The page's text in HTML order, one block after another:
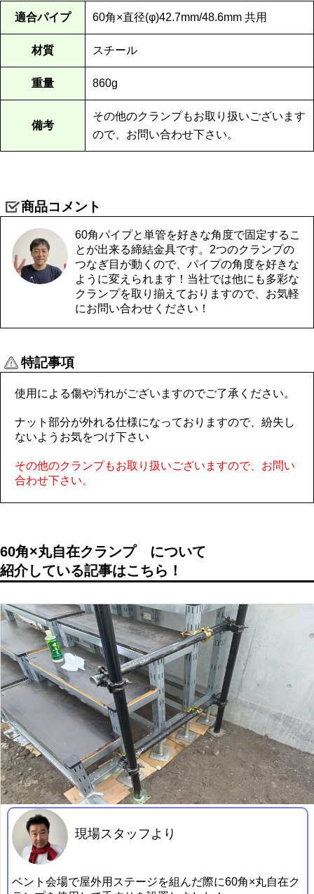
適合パイプ 60角×直径(φ)42.7mm/48.6mm 共用
材質 スチール
重量 860g
備考
その他のクランプもお取り扱いございます
ので、お問い合わせ下さい。
商品コメント
60角パイプと単管を好きな角度で固定するこ
とが出来る締結金具です。2つのクランプの
つなぎ目が動くので、パイプの角度を好きな
ように変えられます！当社では他にも多彩な
クランプを取り揃えておりますので、お気軽
にお問い合わせください！
特記事項
使用による傷や汚れがございますのでご了承ください。
ナット部分が外れる仕様になっておりますので、紛失し
ないようお気をつけ下さい
その他のクランプもお取り扱いございますので、お問い
合わせ下さい。
60角×丸自在クランプについて
紹介している記事はこちら！
現場スタッフより
ベント会場で屋外用ステージを組んだ際に60角×丸自在ク